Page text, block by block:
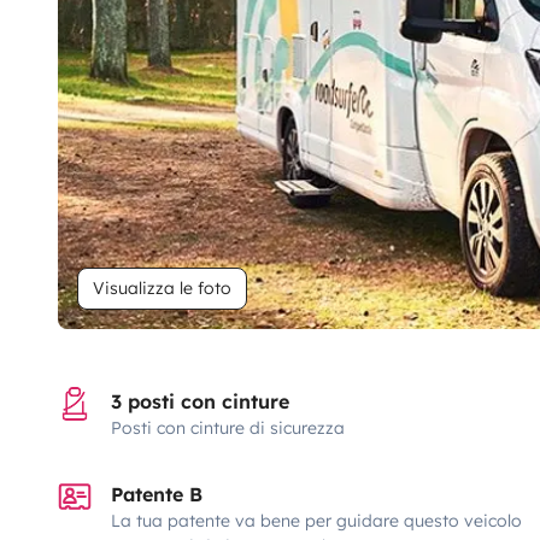
Visualizza le foto
3 posti con cinture
Posti con cinture di sicurezza
Patente B
La tua patente va bene per guidare questo veicolo